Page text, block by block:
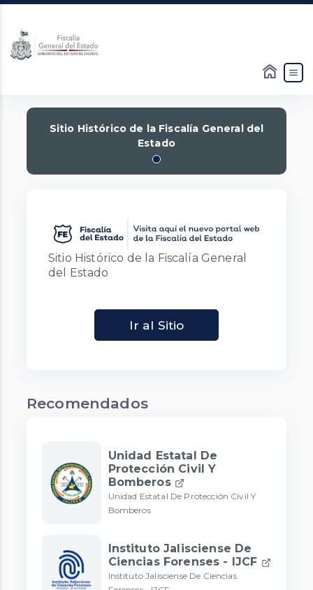
Slide 1 of 1
Sitio Histórico de la Fiscalía General del
Estado
Sitio Histórico de la Fiscalía General
del Estado
Ir al Sitio
Recomendados
Unidad Estatal De
Protección Civil Y
Bomberos
Unidad Estatal De Protección Civil Y
Bomberos
Instituto Jalisciense De
Ciencias Forenses - IJCF
Instituto Jalisciense De Ciencias